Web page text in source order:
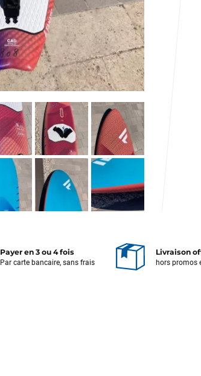
Payer en 3 ou 4 fois
Par carte bancaire, sans frais
Livraison
hors promos